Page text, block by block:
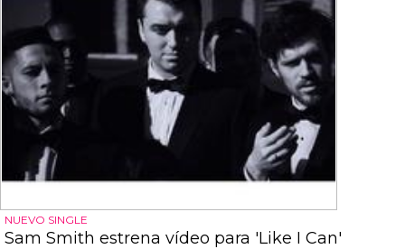
NUEVO SINGLE
Sam Smith estrena vídeo para 'Like I Can'